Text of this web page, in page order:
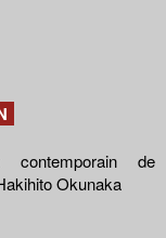
de
Okunaka